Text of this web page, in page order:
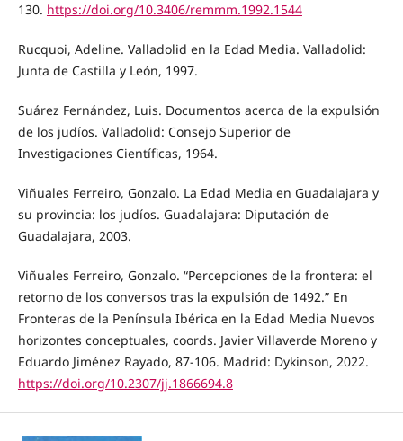
130. https://doi.org/10.3406/remmm.1992.1544
Rucquoi, Adeline. Valladolid en la Edad Media. Valladolid:
Junta de Castilla y León, 1997.
Suárez Fernández, Luis. Documentos acerca de la expulsión
de los judíos. Valladolid: Consejo Superior de
Investigaciones Científicas, 1964.
Viñuales Ferreiro, Gonzalo. La Edad Media en Guadalajara y
su provincia: los judíos. Guadalajara: Diputación de
Guadalajara, 2003.
Viñuales Ferreiro, Gonzalo. “Percepciones de la frontera: el
retorno de los conversos tras la expulsión de 1492.” En
Fronteras de la Península Ibérica en la Edad Media Nuevos
horizontes conceptuales, coords. Javier Villaverde Moreno y
Eduardo Jiménez Rayado, 87-106. Madrid: Dykinson, 2022.
https://doi.org/10.2307/jj.1866694.8